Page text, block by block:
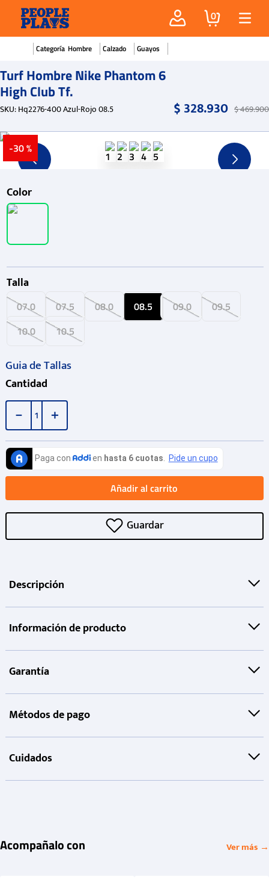
0
Hombre Calzado Guayos
Turf Hombre Nike Phantom 6
High Club Tf.
SKU:Hq2276-400 Azul-Rojo 08.5 $328.930 $469.900
-30 %
Color
Talla
07.0 07.5 08.0 08.5 09.0
09.5
10.0
10.5
Guia de Tallas
Cantidad
＋
－
Añadir al carrito
Descripción
Información de producto
Garantía
Métodos de pago
Cuidados
Acompañalo con Ver más →